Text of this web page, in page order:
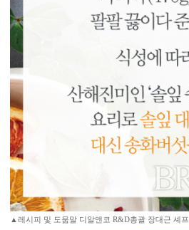
▲레시피 및 도움말 디알앤코 R&D총괄 장대근 셰프